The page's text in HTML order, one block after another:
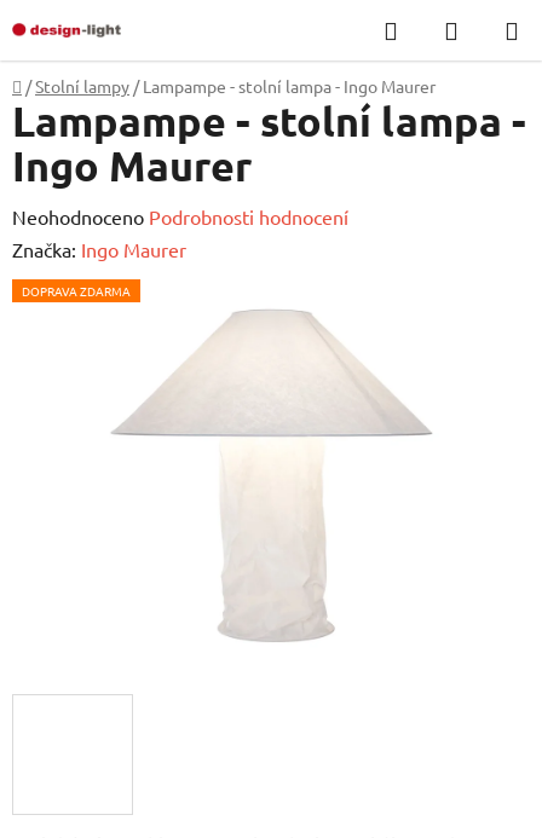
na
obsah
Hledat
KOŠÍK
Domů
/Stolní lampy / Lampampe - stolní lampa - Ingo Maurer
Lampampe - stolní lampa -
Ingo Maurer
Průměrné
hodnocení
produktu
Neohodnoceno Podrobnosti hodnocení
Značka: Ingo Maurer
DOPRAVA ZDARMA